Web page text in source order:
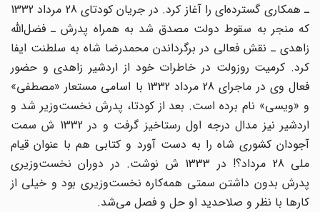
ـ همکاری گسترده‌ای را آغاز کرد. در جریان کودتای 28 مرداد 1332
که منجر به سقوط دولت مصدق شد به همراه پدرش ـ فضل‌الله
زاهدی ـ نقش فعالی در برگرداندن محمدرضا شاه به سلطنت ایفا
کرد. کرمیت روزولت در خاطرات خود از اردشیر زاهدی و حضور
فعال وی در ماجرای 28 مرداد 1332 با اسامی مستعار «مصطفی»
و «ویسی» نام برده است. بعد از کودتا، پدرش نخست‌وزیر شد و
اردشیر نیز مدال درجه اول رستاخیز گرفت و در 1332 ش سمت
آجودان کشوری شاه را به دست آورد و کتابی هم با عنوان قیام
ملی 28 مرداد؟! در 1333 ش نوشت. در دوران نخست‌وزیری
پدرش بدون داشتن سمتی همه‌کاره نخست‌وزیری بود و خیلی از
کارها با نظر و صلاحدید او حل و فصل می‌شد.